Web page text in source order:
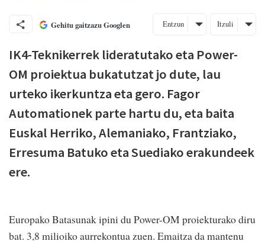
Gehitu gaitzazu Googlen Entzun Itzuli
IK4-Teknikerrek lideratutako eta Power-
OM proiektua bukatutzat jo dute, lau
urteko ikerkuntza eta gero. Fagor
Automationek parte hartu du, eta baita
Euskal Herriko, Alemaniako, Frantziako,
Erresuma Batuko eta Suediako erakundeek
ere.
Europako Batasunak ipini du Power-OM proiekturako diru
bat. 3,8 milioiko aurrekontua zuen. Emaitza da mantenu